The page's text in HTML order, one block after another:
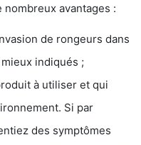
avantages :
de rongeurs dans
indiqués ;
à utiliser et qui
Si par
des symptômes